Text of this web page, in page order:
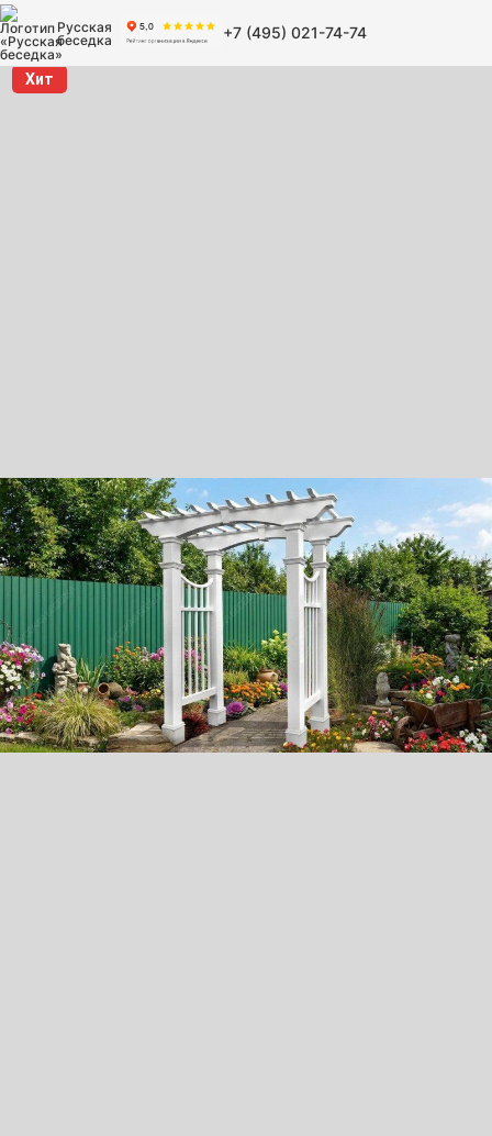
Русская
беседка
+7 (495) 021-74-74
Хит